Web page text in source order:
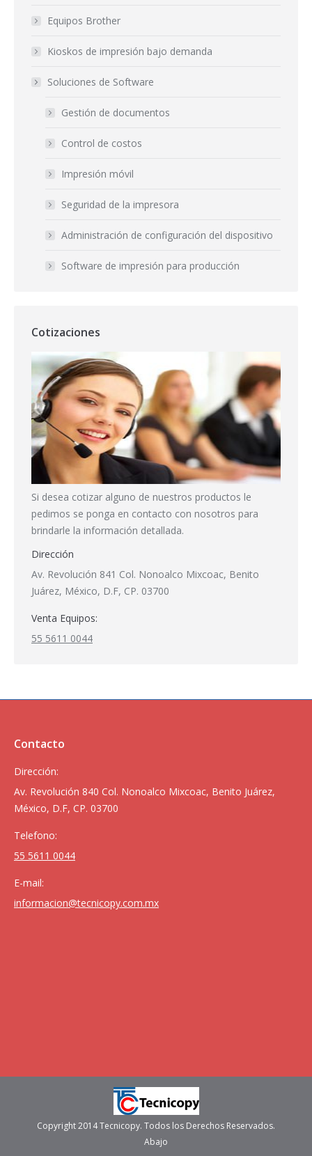
Equipos Brother
Kioskos de impresión bajo demanda
Soluciones de Software
Gestión de documentos
Control de costos
Impresión móvil
Seguridad de la impresora
Administración de configuración del dispositivo
Software de impresión para producción
Cotizaciones
Si desea cotizar alguno de nuestros productos le
pedimos se ponga en contacto con nosotros para
brindarle la información detallada.
Dirección
Av. Revolución 841 Col. Nonoalco Mixcoac, Benito
Juárez, México, D.F, CP. 03700
Venta Equipos:
55 5611 0044
Contacto
Dirección:
Av. Revolución 840 Col. Nonoalco Mixcoac, Benito Juárez,
México, D.F, CP. 03700
Telefono:
55 5611 0044
E-mail:
informacion@tecnicopy.com.mx
Copyright 2014 Tecnicopy. Todos los Derechos Reservados.
Abajo